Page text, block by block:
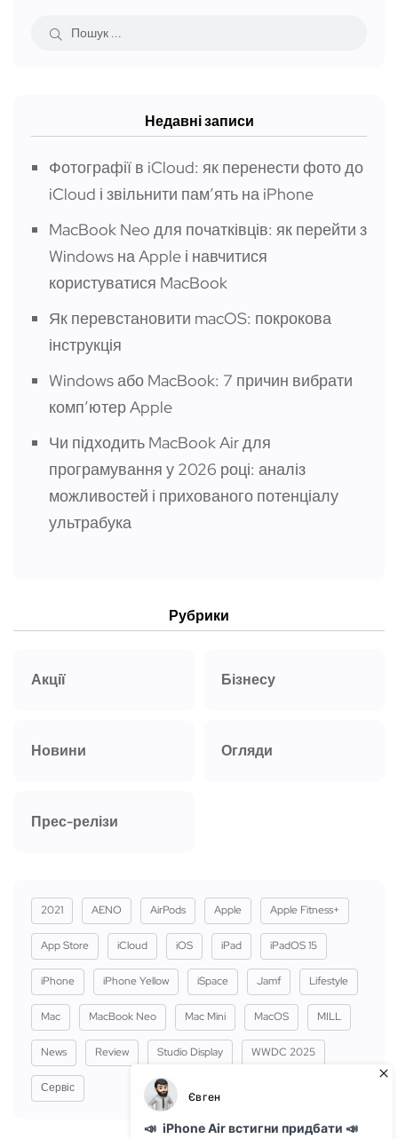
Недавні записи
Фотографії в iCloud: як перенести фото до
iCloud і звільнити пам’ять на iPhone
MacBook Neo для початківців: як перейти з
Windows на Apple і навчитися
користуватися MacBook
Як перевстановити macOS: покрокова
інструкція
Windows або MacBook: 7 причин вибрати
компʼютер Apple
Чи підходить MacBook Air для
програмування у 2026 році: аналіз
можливостей і прихованого потенціалу
ультрабука
Рубрики
Акції Бізнесу
Новини Огляди
Прес-релізи
2021 AENO AirPods Apple Apple Fitness+
App Store iCloud iOS iPad iPadOS 15
iPhone iPhone Yellow iSpace Jamf Lifestyle
Mac MacBook Neo Mac Mini MacOS MILL
News Review Studio Display WWDC 2025
Сервіс